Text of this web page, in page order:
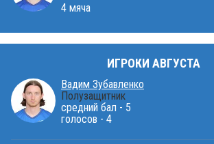
4 мяча
ИГРОКИ АВГУСТА
Вадим Зубавленко
Полузащитник
средний бал - 5
голосов - 4